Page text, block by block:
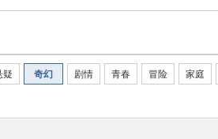
疑 奇幻 剧情 青春 冒险 家庭